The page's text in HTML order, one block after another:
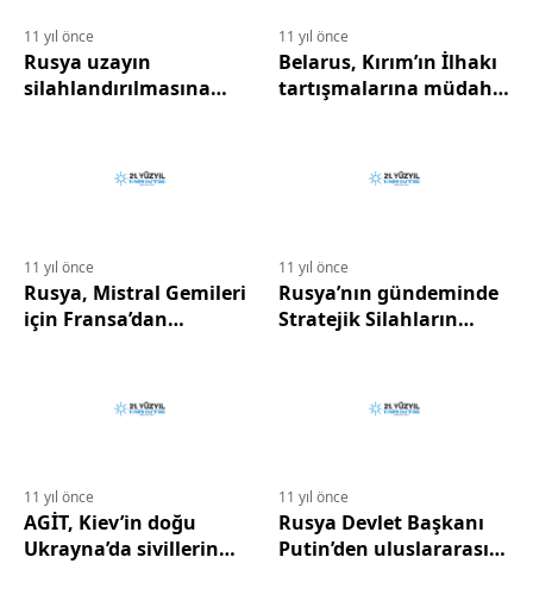
11 yıl önce
Rusya uzayın
silahlandırılmasına
11 yıl önce
Belarus, Kırım’ın İlhakı
tartışmalarına müdahil
11 yıl önce
Rusya, Mistral Gemileri
için Fransa’dan
11 yıl önce
Rusya’nın gündeminde
Stratejik Silahların
11 yıl önce
AGİT, Kiev’in doğu
Ukrayna’da sivillerin
11 yıl önce
Rusya Devlet Başkanı
Putin’den uluslararası